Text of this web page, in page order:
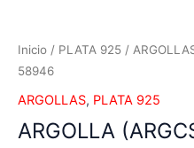
Inicio / PLATA 925 /
58946
ARGOLLAS, PLATA 925
ARGOLLA